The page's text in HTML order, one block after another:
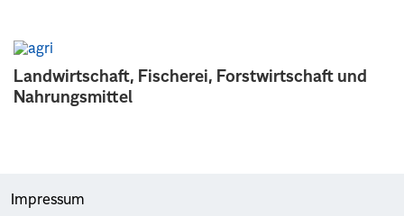
Landwirtschaft, Fischerei, Forstwirtschaft und
Nahrungsmittel
Impressum